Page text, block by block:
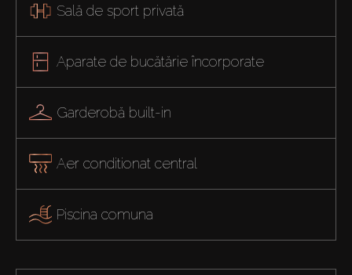
Sală de sport privată
Aparate de bucătărie încorporate
Garderobă built-in
Aer conditionat central
Piscina comuna